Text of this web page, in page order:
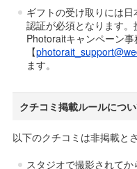
ギフトの受け取りには
認証が必須となります。
Photoraitキャンペーン事
【
ます。
クチコミ掲載ルールにつ
以下のクチコミは非掲載と
スタジオで撮影されて